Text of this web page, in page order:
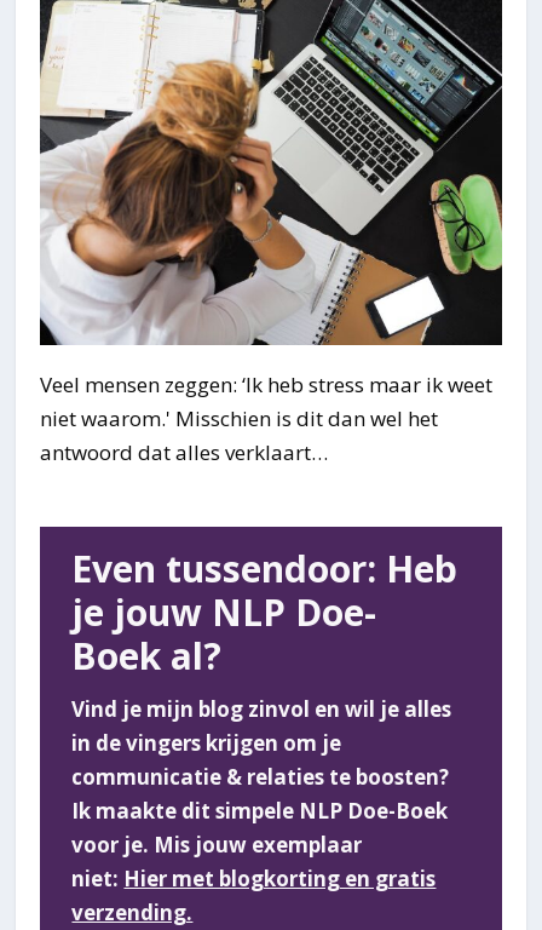
Veel mensen zeggen: ‘Ik heb stress maar ik weet
niet waarom.' Misschien is dit dan wel het
antwoord dat alles verklaart…
Even tussendoor: Heb
je jouw NLP Doe-
Boek al?
Vind je mijn blog zinvol en wil je alles
in de vingers krijgen om je
communicatie & relaties te boosten?
Ik maakte dit simpele NLP Doe-Boek
voor je. Mis jouw exemplaar
niet: Hier met blogkorting en gratis
verzending.